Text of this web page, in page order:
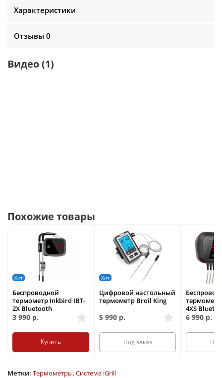
Поддерживаетдо 4 щупов
Измеряет от -30°C до 300°C
Предустановленные режимы приготовления,
мониторинг температуры и многие другие функции,
Характеристики
Отзывы 0
Видео(1)
Похожие товары
Хит
Беспроводной
термометр Inkbird IBT-
2X Bluetooth
3 990 р.
Купить
Хит
Цифровой настольный
термометр Broil King
5 990 р.
Под заказ
4XS
6 990 р.
Под
Метки: Термометры,Система iGrill